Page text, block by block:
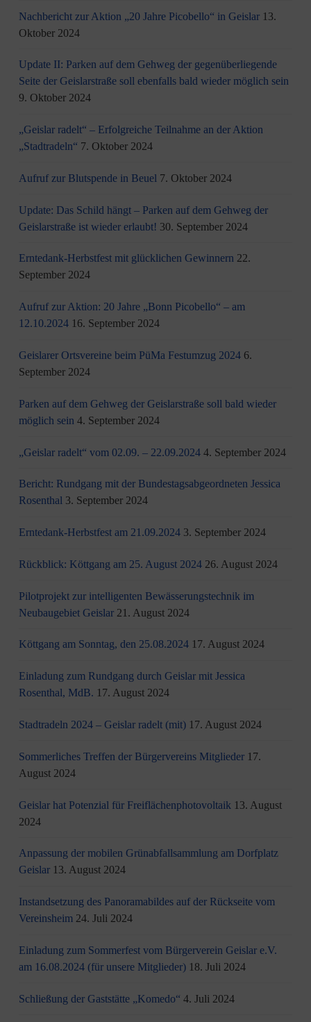
Nachbericht zur Aktion „20 Jahre Picobello“ in Geislar 13.
Oktober 2024
Update II: Parken auf dem Gehweg der gegenüberliegende
Seite der Geislarstraße soll ebenfalls bald wieder möglich sein
9. Oktober 2024
„Geislar radelt“ – Erfolgreiche Teilnahme an der Aktion
„Stadtradeln“ 7. Oktober 2024
Aufruf zur Blutspende in Beuel 7. Oktober 2024
Update: Das Schild hängt – Parken auf dem Gehweg der
Geislarstraße ist wieder erlaubt! 30. September 2024
Erntedank-Herbstfest mit glücklichen Gewinnern 22.
September 2024
Aufruf zur Aktion: 20 Jahre „Bonn Picobello“ – am
12.10.2024 16. September 2024
Geislarer Ortsvereine beim PüMa Festumzug 2024 6.
September 2024
Parken auf dem Gehweg der Geislarstraße soll bald wieder
möglich sein 4. September 2024
„Geislar radelt“ vom 02.09. – 22.09.2024 4. September 2024
Bericht: Rundgang mit der Bundestagsabgeordneten Jessica
Rosenthal 3. September 2024
Erntedank-Herbstfest am 21.09.2024 3. September 2024
Rückblick: Köttgang am 25. August 2024 26. August 2024
Pilotprojekt zur intelligenten Bewässerungstechnik im
Neubaugebiet Geislar 21. August 2024
Köttgang am Sonntag, den 25.08.2024 17. August 2024
Einladung zum Rundgang durch Geislar mit Jessica
Rosenthal, MdB. 17. August 2024
Stadtradeln 2024 – Geislar radelt (mit) 17. August 2024
Sommerliches Treffen der Bürgervereins Mitglieder 17.
August 2024
Geislar hat Potenzial für Freiflächenphotovoltaik 13. August
2024
Anpassung der mobilen Grünabfallsammlung am Dorfplatz
Geislar 13. August 2024
Instandsetzung des Panoramabildes auf der Rückseite vom
Vereinsheim 24. Juli 2024
Einladung zum Sommerfest vom Bürgerverein Geislar e.V.
am 16.08.2024 (für unsere Mitglieder) 18. Juli 2024
Schließung der Gaststätte „Komedo“ 4. Juli 2024